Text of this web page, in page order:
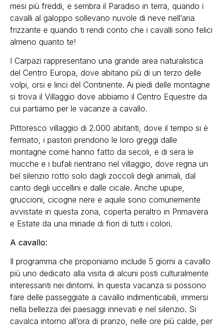
mesi più freddi, e sembra il Paradiso in terra, quando i
cavalli al galoppo sollevano nuvole di neve nell’aria
frizzante e quando ti rendi conto che i cavalli sono felici
almeno quanto te!
I Carpazi rappresentano una grande area naturalistica
del Centro Europa, dove abitano più di un terzo delle
volpi, orsi e linci del Continente. Ai piedi delle montagne
si trova il Villaggio dove abbiamo il Centro Equestre da
cui partiamo per le vacanze a cavallo.
Pittoresco villaggio di 2.000 abitanti, dove il tempo si è
fermato, i pastori prendono le loro greggi dalle
montagne come hanno fatto da secoli, e di sera le
mucche e i bufali rientrano nel villaggio, dove regna un
bel silenzio rotto solo dagli zoccoli degli animali, dal
canto degli uccellini e dalle cicale. Anche upupe,
gruccioni, cicogne nere e aquile sono comunemente
avvistate in questa zona, coperta peraltro in Primavera
e Estate da una miriade di fiori di tutti i colori.
A cavallo:
Il programma che proponiamo include 5 giorni a cavallo
più uno dedicato alla visita di alcuni posti culturalmente
interessanti nei dintorni. In questa vacanza si possono
fare delle passeggiate a cavallo indimenticabili, immersi
nella bellezza dei paesaggi innevati e nel silenzio. Si
cavalca intorno all’ora di pranzo, nelle ore più calde, per